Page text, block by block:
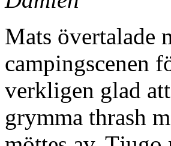
Mats övertalade
campingscenen
verkligen glad
grymma thrash